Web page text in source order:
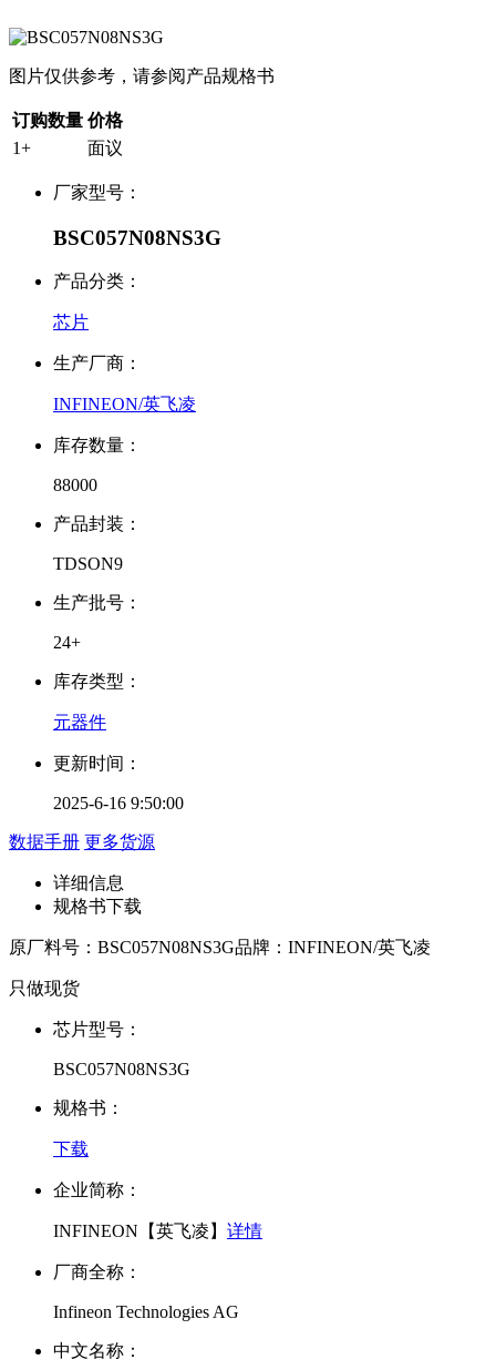
图片仅供参考，请参阅产品规格书
订购数量 价格
1+
面议
厂家型号：
BSC057N08NS3G
产品分类：
芯片
生产厂商：
INFINEON/英飞凌
库存数量：
88000
产品封装：
TDSON9
生产批号：
24+
库存类型：
元器件
更新时间：
2025-6-16 9:50:00
数据手册 更多货源
详细信息
规格书下载
原厂料号： BSC057N08NS3G品牌： INFINEON/英飞凌
只做现货
芯片型号：
BSC057N08NS3G
规格书：
下载
企业简称：
INFINEON【英飞凌】 详情
厂商全称：
Infineon Technologies AG
中文名称：